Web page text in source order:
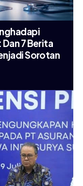
7 Berita
Sorotan